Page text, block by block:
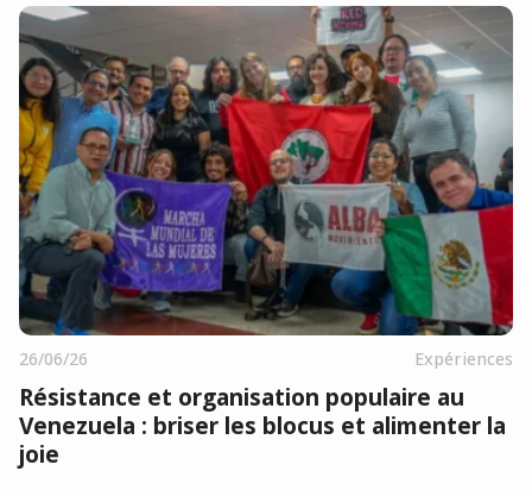
26/06/26 Expériences
Résistance et organisation populaire au
Venezuela : briser les blocus et alimenter la
joie